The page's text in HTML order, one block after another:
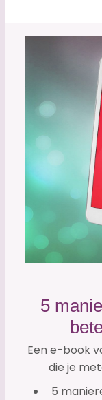
5
Een e-book
die je
5